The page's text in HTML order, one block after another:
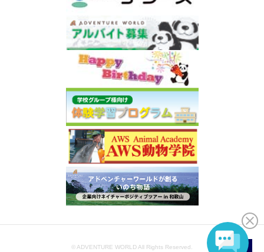
© ADVENTURE WORLD All Rights Reserved.